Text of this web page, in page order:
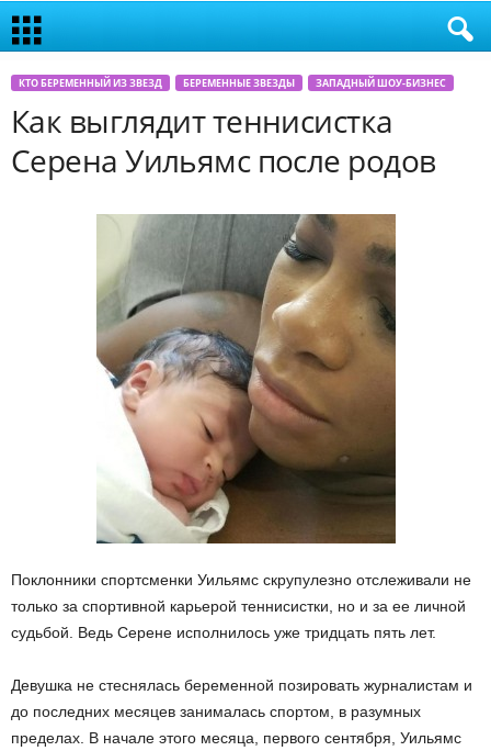
КТО БЕРЕМЕННЫЙ ИЗ ЗВЕЗД БЕРЕМЕННЫЕ ЗВЕЗДЫ ЗАПАДНЫЙ ШОУ-БИЗНЕС
Как выглядит теннисистка
Серена Уильямс после родов
Поклонники спортсменки Уильямс скрупулезно отслеживали не
только за спортивной карьерой теннисистки, но и за ее личной
судьбой. Ведь Серене исполнилось уже тридцать пять лет.
Девушка не стеснялась беременной позировать журналистам и
до последних месяцев занималась спортом, в разумных
пределах. В начале этого месяца, первого сентября, Уильямс